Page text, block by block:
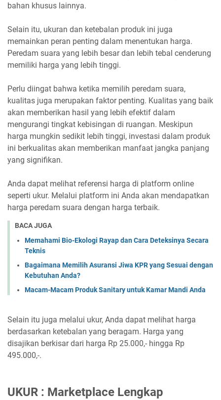
bahan khusus lainnya.
Selain itu, ukuran dan ketebalan produk ini juga
memainkan peran penting dalam menentukan harga.
Peredam suara yang lebih besar dan lebih tebal cenderung
memiliki harga yang lebih tinggi.
Perlu diingat bahwa ketika memilih peredam suara,
kualitas juga merupakan faktor penting. Kualitas yang baik
akan memberikan hasil yang lebih efektif dalam
mengurangi tingkat kebisingan di ruangan. Meskipun
harga mungkin sedikit lebih tinggi, investasi dalam produk
ini berkualitas akan memberikan manfaat jangka panjang
yang signifikan.
Anda dapat melihat referensi harga di platform online
seperti ukur. Melalui platform ini Anda akan mendapatkan
harga peredam suara dengan harga terbaik.
BACA JUGA
Memahami Bio-Ekologi Rayap dan Cara Deteksinya Secara
Teknis
Bagaimana Memilih Asuransi Jiwa KPR yang Sesuai dengan
Kebutuhan Anda?
Macam-Macam Produk Sanitary untuk Kamar Mandi Anda
Selain itu juga melalui ukur, Anda dapat melihat harga
berdasarkan ketebalan yang beragam. Harga yang
disajikan berkisar dari harga Rp 25.000,- hingga Rp
495.000,-.
UKUR : Marketplace Lengkap